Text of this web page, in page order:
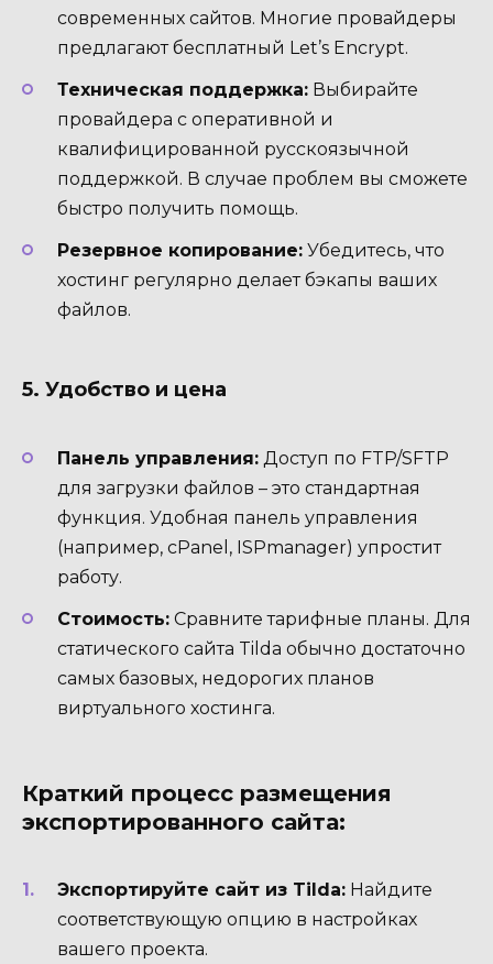
современных сайтов. Многие провайдеры
предлагают бесплатный Let’s Encrypt.
Техническая поддержка: Выбирайте
провайдера с оперативной и
квалифицированной русскоязычной
поддержкой. В случае проблем вы сможете
быстро получить помощь.
Резервное копирование: Убедитесь, что
хостинг регулярно делает бэкапы ваших
файлов.
5. Удобство и цена
Панель управления: Доступ по FTP/SFTP
для загрузки файлов – это стандартная
функция. Удобная панель управления
(например, cPanel, ISPmanager) упростит
работу.
Стоимость: Сравните тарифные планы. Для
статического сайта Tilda обычно достаточно
самых базовых, недорогих планов
виртуального хостинга.
Краткий процесс размещения
экспортированного сайта:
Экспортируйте сайт из Tilda: Найдите
соответствующую опцию в настройках
вашего проекта.